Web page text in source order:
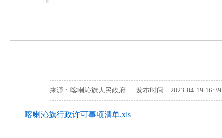
来源：喀喇沁旗人民政府 发布时间：2023-04-19
喀喇沁旗行政许可事项清单.xls